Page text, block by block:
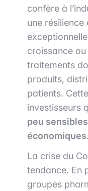
confère à
une résilience
croissance
traitements
produits,
patients.
investisseurs
peu
économiques.
La crise du
tendance. En
groupes